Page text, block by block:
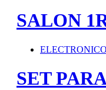
SALON
SET